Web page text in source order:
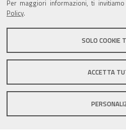
Per maggiori informazioni, ti
Policy.
SOLO COOKIE
ACCETTA
Sito istituzionale Comune